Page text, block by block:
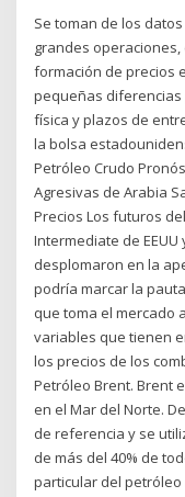
Se toman de los
grandes
formación de precios
pequeñas
física y plazos de
la bolsa
Petróleo Crudo
Agresivas de Arabia
Precios Los futuros
Intermediate de
desplomaron en la
podría marcar la
que toma el mercado
variables que tienen
los precios de los
Petróleo Brent. Brent
en el Mar del Norte.
de referencia y se
de más del 40% de
particular del petróleo